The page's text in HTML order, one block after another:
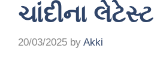
ચાંદીના
20/03/2025 by Akki